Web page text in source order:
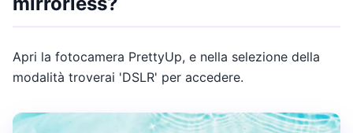
Apri la fotocamera PrettyUp, e nella selezione della
modalità troverai 'DSLR' per accedere.